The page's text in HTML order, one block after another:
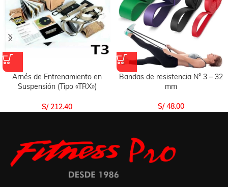
Arnés de Entrenamiento en
Suspensión (Tipo «TRX»)
S/212.40
Bandas de resistencia N° 3 – 32
mm
S/48.00